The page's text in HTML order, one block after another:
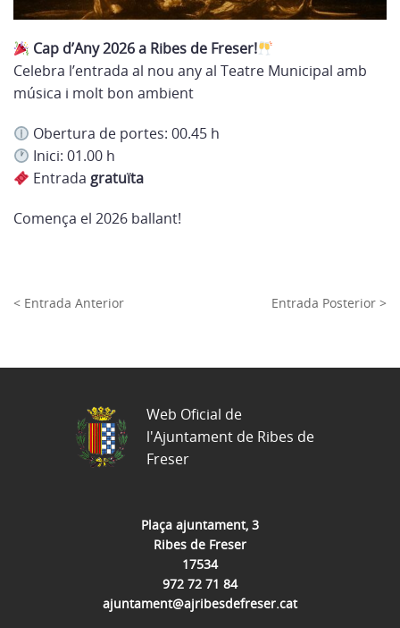
Cap d’Any 2026 a Ribes de Freser!
Celebra l’entrada al nou any al Teatre Municipal amb
música i molt bon ambient
Obertura de portes: 00.45 h
Inici: 01.00 h
Entrada gratuïta
Comença el 2026 ballant!
< Entrada Anterior Entrada Posterior >
Plaça ajuntament, 3
Ribes de Freser
17534
972 72 71 84
ajuntament@ajribesdefreser.cat
Web Oficial de
l'Ajuntament de Ribes de
Freser